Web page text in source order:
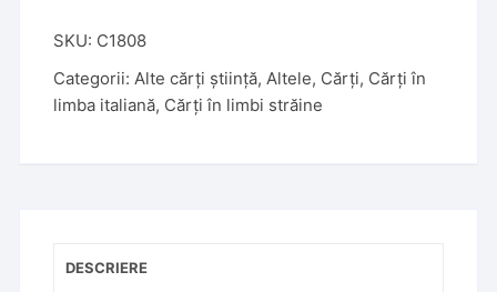
SKU: C1808
Categorii:Alte cărți știință,Altele, Cărți, Cărți în
limba italiană, Cărți în limbi străine
DESCRIERE